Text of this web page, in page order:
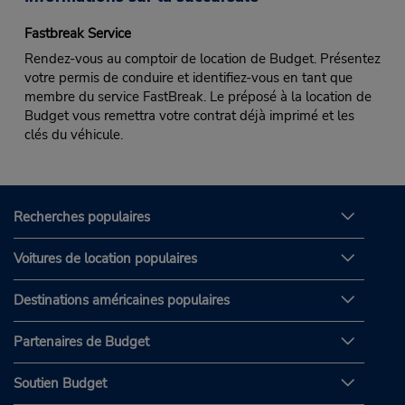
Fastbreak Service
Rendez-vous au comptoir de location de Budget. Présentez
votre permis de conduire et identifiez-vous en tant que
membre du service FastBreak. Le préposé à la location de
Budget vous remettra votre contrat déjà imprimé et les
clés du véhicule.
Recherches populaires
Voitures de location populaires
Destinations américaines populaires
Partenaires de Budget
Soutien Budget